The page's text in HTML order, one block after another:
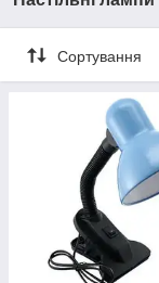
Сортування